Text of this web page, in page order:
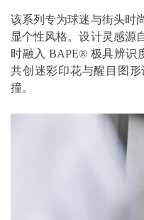
该系列专为球迷与街头时
显个性风格。设计灵感源
时融入 BAPE® 极具辨
共创迷彩印花与醒目图
撞。